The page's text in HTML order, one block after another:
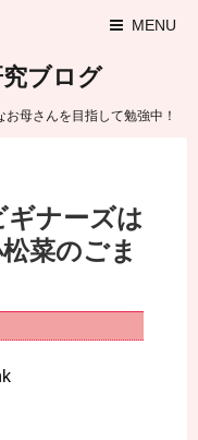
MENU
究ブログ
母さんを目指して勉強中！
ギナーズは
菜のごま